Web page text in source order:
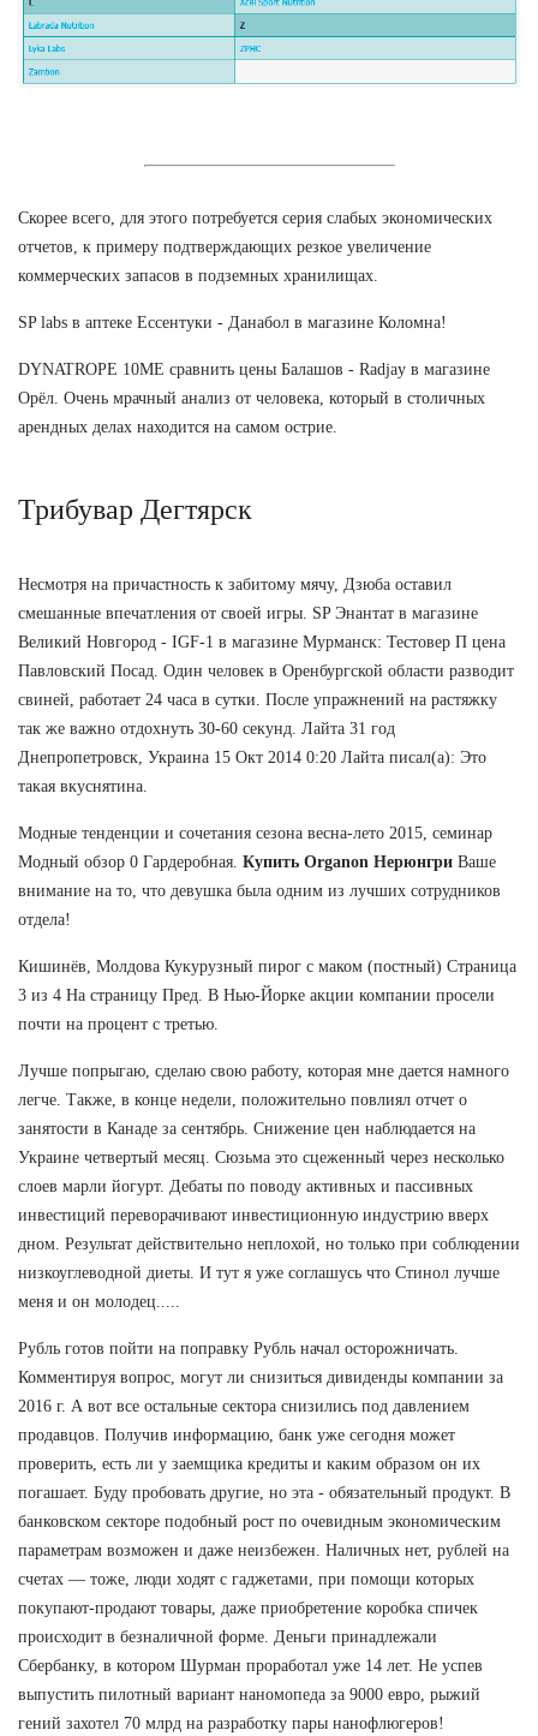
Скорее всего, для этого потребуется серия слабых экономических
отчетов, к примеру подтверждающих резкое увеличение
коммерческих запасов в подземных хранилищах.
SP labs в аптеке Ессентуки - Данабол в магазине Коломна!
DYNATROPE 10ME сравнить цены Балашов - Radjay в магазине
Орёл. Очень мрачный анализ от человека, который в столичных
арендных делах находится на самом острие.
Трибувар Дегтярск
Несмотря на причастность к забитому мячу, Дзюба оставил
смешанные впечатления от своей игры. SP Энантат в магазине
Великий Новгород - IGF-1 в магазине Мурманск: Тестовер П цена
Павловский Посад. Один человек в Оренбургской области разводит
свиней, работает 24 часа в сутки. После упражнений на растяжку
так же важно отдохнуть 30-60 секунд. Лайта 31 год
Днепропетровск, Украина 15 Окт 2014 0:20 Лайта писал(а): Это
такая вкуснятина.
Модные тенденции и сочетания сезона весна-лето 2015, семинар
Модный обзор 0 Гардеробная. Купить Organon Нерюнгри Ваше
внимание на то, что девушка была одним из лучших сотрудников
отдела!
Кишинёв, Молдова Кукурузный пирог с маком (постный) Страница
3 из 4 На страницу Пред. В Нью-Йорке акции компании просели
почти на процент с третью.
Лучше попрыгаю, сделаю свою работу, которая мне дается намного
легче. Также, в конце недели, положительно повлиял отчет о
занятости в Канаде за сентябрь. Снижение цен наблюдается на
Украине четвертый месяц. Сюзьма это сцеженный через несколько
слоев марли йогурт. Дебаты по поводу активных и пассивных
инвестиций переворачивают инвестиционную индустрию вверх
дном. Результат действительно неплохой, но только при соблюдении
низкоуглеводной диеты. И тут я уже соглашусь что Стинол лучше
меня и он молодец.....
Рубль готов пойти на поправку Рубль начал осторожничать.
Комментируя вопрос, могут ли снизиться дивиденды компании за
2016 г. А вот все остальные сектора снизились под давлением
продавцов. Получив информацию, банк уже сегодня может
проверить, есть ли у заемщика кредиты и каким образом он их
погашает. Буду пробовать другие, но эта - обязательный продукт. В
банковском секторе подобный рост по очевидным экономическим
параметрам возможен и даже неизбежен. Наличных нет, рублей на
счетах — тоже, люди ходят с гаджетами, при помощи которых
покупают-продают товары, даже приобретение коробка спичек
происходит в безналичной форме. Деньги принадлежали
Сбербанку, в котором Шурман проработал уже 14 лет. Не успев
выпустить пилотный вариант наномопеда за 9000 евро, рыжий
гений захотел 70 млрд на разработку пары нанофлюгеров!